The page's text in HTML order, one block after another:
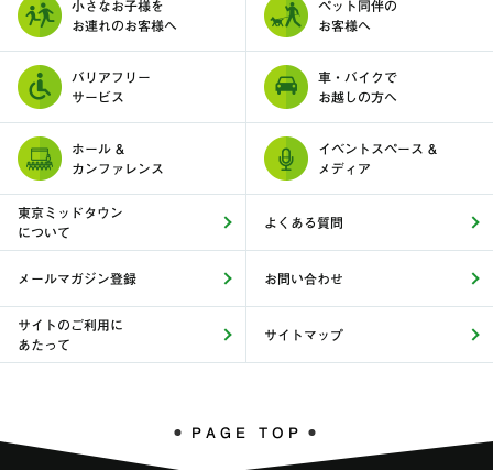
小さなお子様を
お連れのお客様へ
ペット同伴の
お客様へ
バリアフリー
サービス
車・バイクで
お越しの方へ
ホール &
カンファレンス
イベントスペース &
メディア
東京ミッドタウン
について
よくある質問
メールマガジン登録 お問い合わせ
サイトのご利用に
あたって
サイトマップ
PAGE TOP